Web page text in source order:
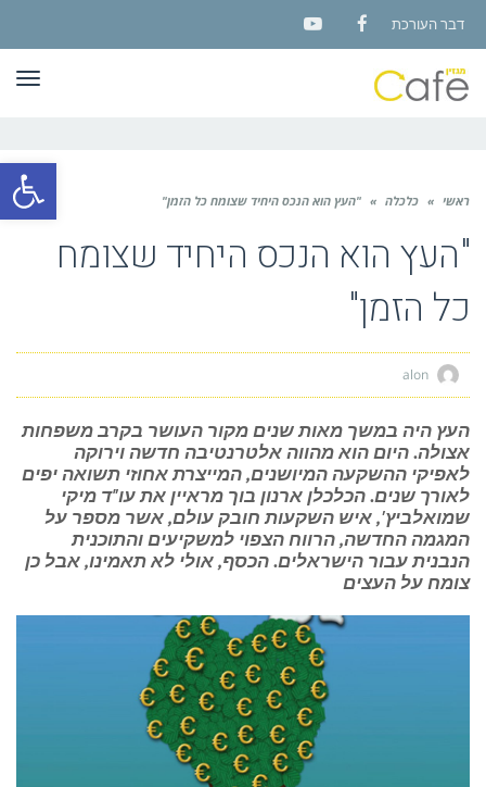
פתח
דבר העורכת
Facebook
YouTube
ראשי » כלכלה » "העץ הוא הנכס היחיד שצומח כל הזמן"
"העץ הוא הנכס היחיד שצומח
כל הזמן"
העץ היה במשך מאות שנים מקור העושר בקרב משפחות
אצולה. היום הוא מהווה אלטרנטיבה חדשה וירוקה
לאפיקי ההשקעה המיושנים, המייצרת אחוזי תשואה יפים
לאורך שנים. הכלכלן ארנון בוך מראיין את עו"ד מיקי
שמואלביץ', איש השקעות חובק עולם, אשר מספר על
המגמה החדשה, הרווח הצפוי למשקיעים והתוכנית
הנבנית עבור הישראלים. הכסף, אולי לא תאמינו, אבל כן
צומח על העצים